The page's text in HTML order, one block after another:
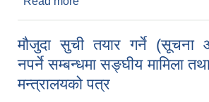
मौजुदा सुची तयार गर्ने (सूचना
नपर्ने सम्बन्धमा सङ्घीय मामिला
मन्त्रालयको पत्र